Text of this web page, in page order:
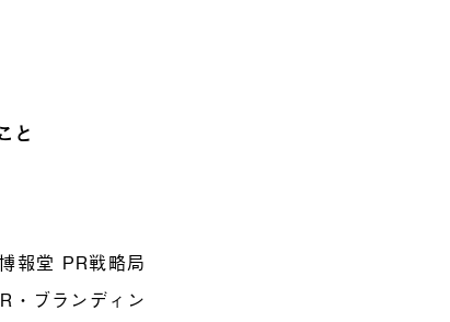
と
報堂 PR戦略局
・ブランディン